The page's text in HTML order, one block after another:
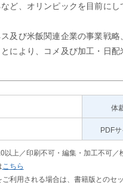
ど、オリンピックを目前に
及び米飯関連企業の事業戦
により、コメ及び加工・日
体
PDF
以上／印刷不可・編集・加工不可／
こちら
利用される場合は、書籍版とのセ